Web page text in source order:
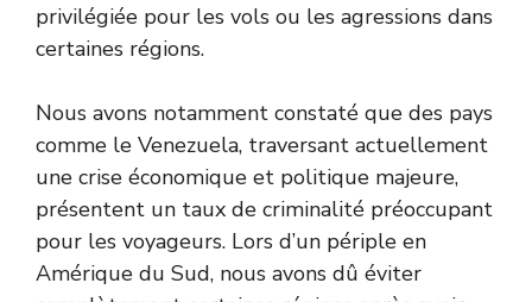
privilégiée pour les vols ou les agressions dans
certaines régions.
Nous avons notamment constaté que des pays
comme le Venezuela, traversant actuellement
une crise économique et politique majeure,
présentent un taux de criminalité préoccupant
pour les voyageurs. Lors d’un périple en
Amérique du Sud, nous avons dû éviter